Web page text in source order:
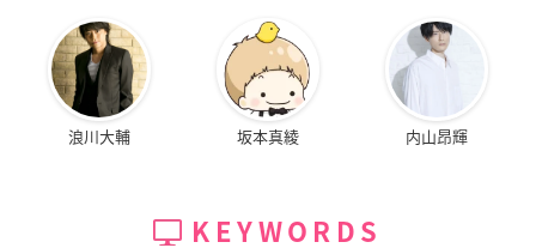
浪川大輔 坂本真綾 内山昂輝
KEYWORDS